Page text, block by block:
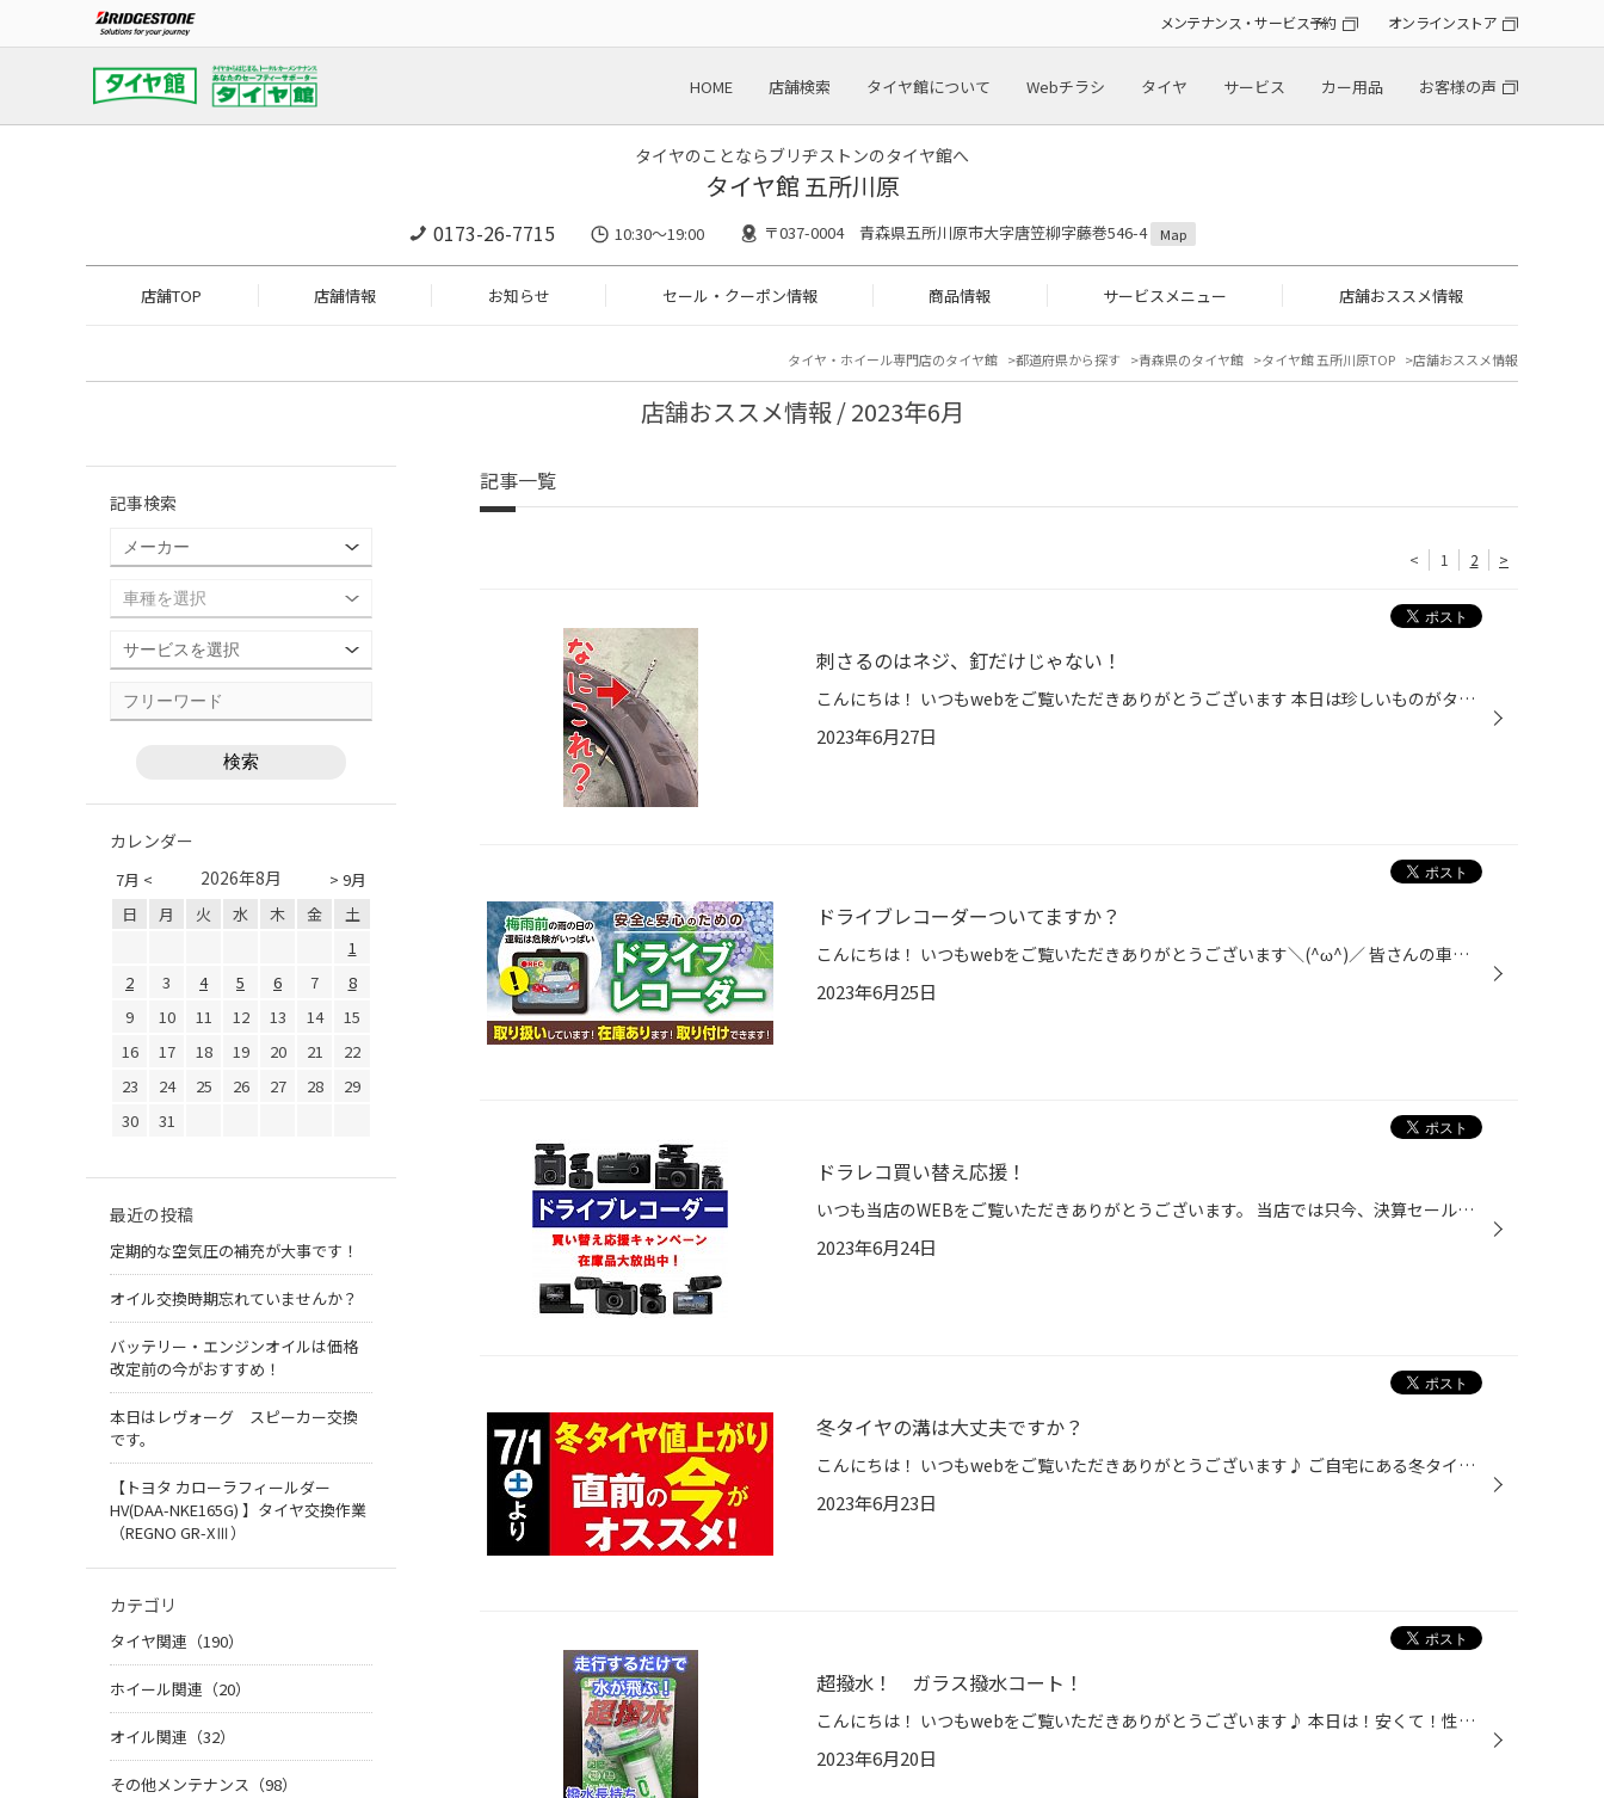
メンテナンス・サービス予約 オンラインストア
HOME 店舗検索 タイヤ館について Webチラシ タイヤ サービス カー用品 お客様の声
タイヤのことならブリヂストンのタイヤ館へ
タイヤ館 五所川原
0173-26-7715 10:30～19:00 〒037-0004 青森県五所川原市大字唐笠柳字藤巻546-4 Map
店舗TOP 店舗情報 お知らせ セール・クーポン情報 商品情報 サービスメニュー 店舗おススメ情報
タイヤ・ホイール専門店のタイヤ館 都道府県から探す 青森県のタイヤ館 タイヤ館 五所川原TOP 店舗おススメ情報
店舗おススメ情報 / 2023年6月
記事一覧
< 1 2 >
刺さるのはネジ、釘だけじゃない！
こんにちは！ いつもwebをご覧いただきありがとうございます 本日は珍しいものがタイヤに刺さっていたので紹介します それは！ こちらです！ んー これはなんなのでしょう笑 この長い棒の正体はわかりませんが こんなにも大きいものが稀に刺さることがあります(◞‸◟) 今回の場合だと横に刺さっていて...
2023年6月27日
ドライブレコーダーついてますか？
こんにちは！ いつもwebをご覧いただきありがとうございます＼(^ω^)／ 皆さんの車にドライブレコーダーはついていますか？ コロナが落ち着いてきて外出することが増えてきたと思います そんな時、事故や煽り運転などの被害にあった場合 証拠がないとどうしようもなりません｡ﾟ(ﾟ´Д｀ﾟ)ﾟ｡ 自分の身を...
2023年6月25日
ドラレコ買い替え応援！
いつも当店のWEBをご覧いただきありがとうございます。 当店では只今、決算セールを開催しております！ タイヤホイールはもちろんカー用品までお買い得プライスにて大放出中！ そろそろドラレコを買い替えご検討中の方へ ドラレコもお買い得プライスにて大放出中！ 各種メーカー取り扱い、最新機種...
2023年6月24日
冬タイヤの溝は大丈夫ですか？
こんにちは！ いつもwebをご覧いただきありがとうございます♪ ご自宅にある冬タイヤの溝が減ってたり年数が古くなっていませんか？ 今一度確認お願いします>_< 残り一週間で冬タイヤが値上がりしてしまいます｡ﾟ(ﾟ´Д｀ﾟ)ﾟ｡ 値上がりする前に！購入をおすすめします！ 値上がり前の大決算セールも開催...
2023年6月23日
超撥水！ ガラス撥水コート！
こんにちは！ いつもwebをご覧いただきありがとうございます♪ 本日は！安くて！性能も良くて！施工も簡単なスーパーアイテムを紹介します！ それはこちら！ シャアラスター ゼロウィンドウスプラッシュ です！ 走行するだけでどんどん水が飛んでいきます！ 施工も簡単！ あらかじめガラスの砂や汚れ...
2023年6月20日
記事検索
カレンダー
7月 < > 9月
2026年8月
日 月 火 水 木 金
土
1
2
3 4 5 6 7
8
9
10 11 12 13 14
15
16
17 18 19 20 21
22
23
24 25 26 27 28
29
30
31
最近の投稿
定期的な空気圧の補充が大事です！
オイル交換時期忘れていませんか？
バッテリー・エンジンオイルは価格
改定前の今がおすすめ！
本日はレヴォーグ スピーカー交換
です。
【トヨタ カローラフィールダー
HV(DAA-NKE165G) 】タイヤ交換作業
（REGNO GR-XⅢ）
カテゴリ
タイヤ関連（190）
ホイール関連（20）
オイル関連（32）
その他メンテナンス（98）